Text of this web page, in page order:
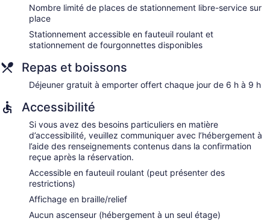
Nombre limité de places de stationnement libre-service sur
place
Stationnement accessible en fauteuil roulant et
stationnement de fourgonnettes disponibles
Repas et boissons
Déjeuner gratuit à emporter offert chaque jour de 6 h à 9 h
Accessibilité
Si vous avez des besoins particuliers en matière
d’accessibilité, veuillez communiquer avec l’hébergement à
l’aide des renseignements contenus dans la confirmation
reçue après la réservation.
Accessible en fauteuil roulant (peut présenter des
restrictions)
Affichage en braille/relief
Aucun ascenseur (hébergement à un seul étage)